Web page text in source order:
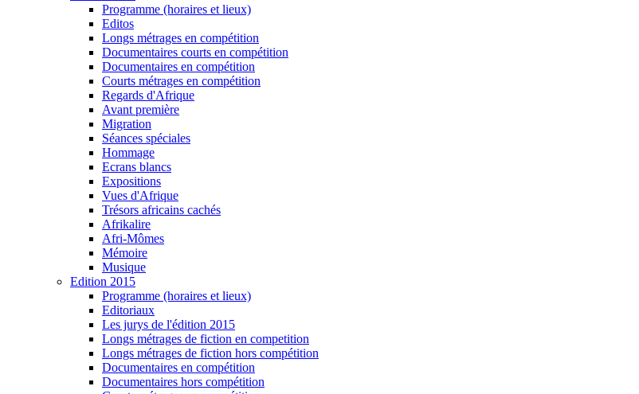
Programme (horaires et lieux)
Editos
Longs métrages en compétition
Documentaires courts en compétition
Documentaires en compétition
Courts métrages en compétition
Regards d'Afrique
Avant première
Migration
Séances spéciales
Hommage
Ecrans blancs
Expositions
Vues d'Afrique
Trésors africains cachés
Afrikalire
Afri-Mômes
Mémoire
Musique
Edition 2015
Programme (horaires et lieux)
Editoriaux
Les jurys de l'édition 2015
Longs métrages de fiction en competition
Longs métrages de fiction hors compétition
Documentaires en compétition
Documentaires hors compétition